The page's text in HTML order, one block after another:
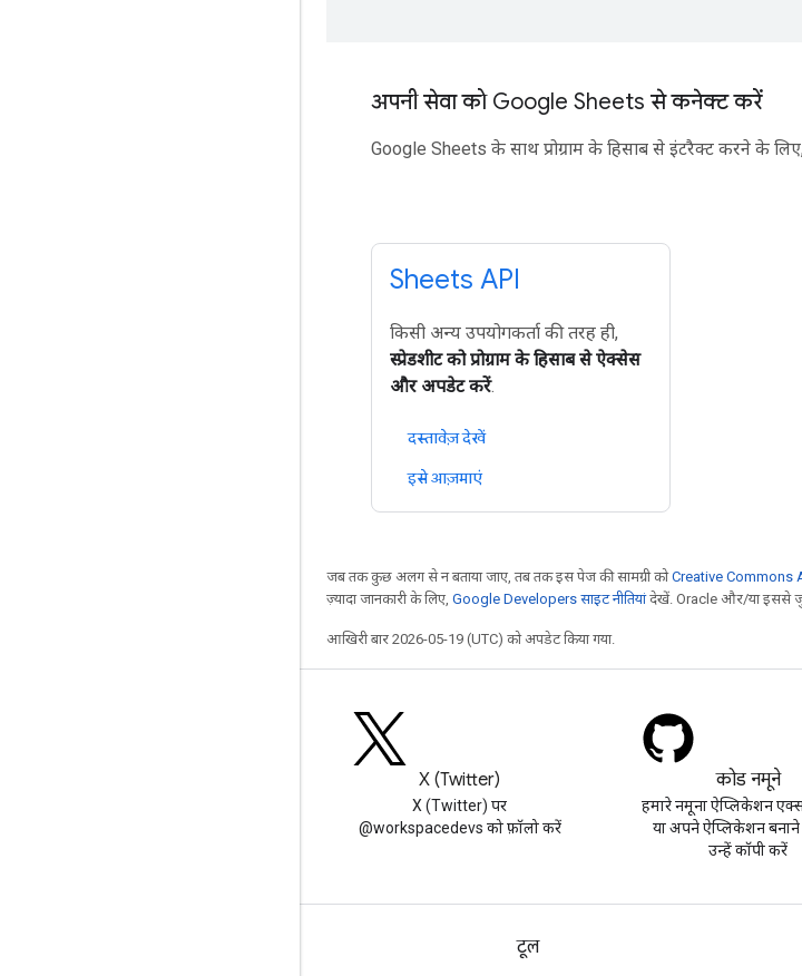
अपनी सेवा को Google Sheets से कनेक्ट करें
Google Sheets के साथ प्रोग्राम के हिसाब से इंटरैक्ट करने के
Sheets API
किसी अन्य उपयोगकर्ता की तरह ही,
स्प्रेडशीट को प्रोग्राम के हिसाब से ऐक्सेस
और अपडेट करें.
दस्तावेज़ देखें
इसे आज़माएं
जब तक कुछ अलग से न बताया जाए, तब तक इस पेज की सामग्री कोCreative Commons
ज़्यादा जानकारी के लिए, Google Developers साइट नीतियांदेखें. Oracle और/या इससे
आखिरी बार 2026-05-19 (UTC) को अपडेट किया गया.
X (Twitter)
X (Twitter) पर
@workspacedevs को फ़ॉलो करें
कोड नमूने
हमारे नमूना ऐप्लिकेशन
या अपने ऐप्लिकेशन
उन्हें कॉपी करें
टूल